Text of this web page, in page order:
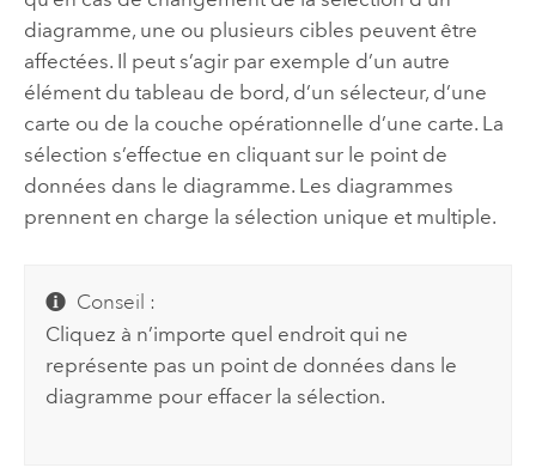
diagramme, une ou plusieurs cibles peuvent être
affectées. Il peut s’agir par exemple d’un autre
élément du tableau de bord, d’un sélecteur, d’une
carte ou de la couche opérationnelle d’une carte. La
sélection s’effectue en cliquant sur le point de
données dans le diagramme. Les diagrammes
prennent en charge la sélection unique et multiple.
Conseil :
Cliquez à n’importe quel endroit qui ne
représente pas un point de données dans le
diagramme pour effacer la sélection.